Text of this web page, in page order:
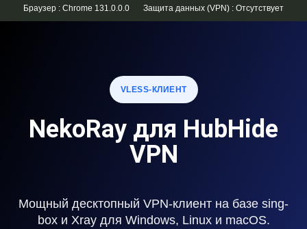
Браузер : Chrome 131.0.0.0 Защита данных (VPN) : Отсутствует
VLESS-КЛИЕНТ
NekoRay для HubHide
VPN
Мощный десктопный VPN-клиент на базе sing-
box и Xray для Windows, Linux и macOS.